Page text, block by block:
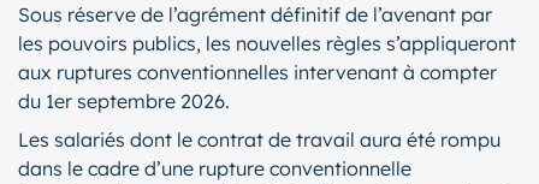
Sous réserve de l’agrément définitif de l’avenant par
les pouvoirs publics, les nouvelles règles s’appliqueront
aux ruptures conventionnelles intervenant à compter
du 1er septembre 2026.
Les salariés dont le contrat de travail aura été rompu
dans le cadre d’une rupture conventionnelle